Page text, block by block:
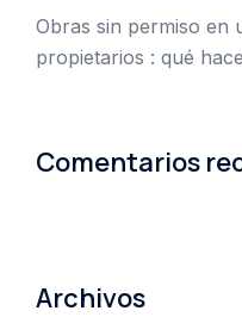
Obras sin permiso en
propietarios : qué
Comentarios
Archivos